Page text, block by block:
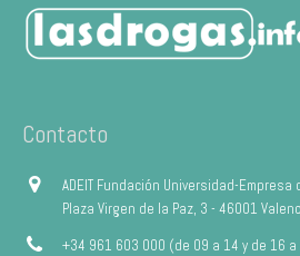
Contacto
ADEIT Fundación Universidad-
Plaza Virgen de la Paz, 3 - 46001
+34 961 603 000 (de 09 a 14 y de 16